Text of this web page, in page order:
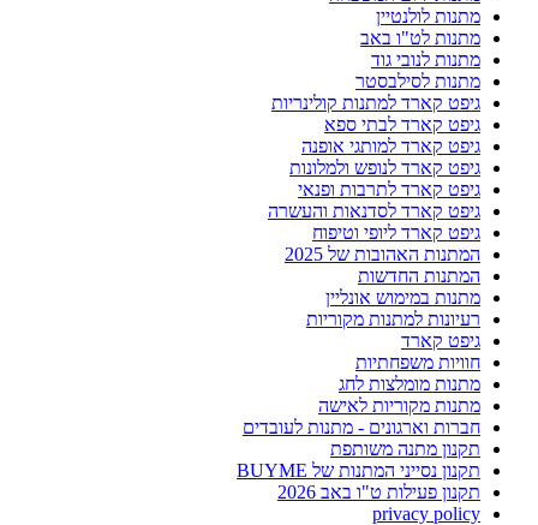
מתנות לולנטיין
מתנות לט"ו באב
מתנות לנובי גוד
מתנות לסילבסטר
גיפט קארד למתנות קולינריות
גיפט קארד לבתי ספא
גיפט קארד למותגי אופנה
גיפט קארד לנופש ולמלונות
גיפט קארד לתרבות ופנאי
גיפט קארד לסדנאות והעשרה
גיפט קארד ליופי וטיפוח
המתנות האהובות של 2025
המתנות החדשות
מתנות במימוש אונליין
רעיונות למתנות מקוריות
גיפט קארד
חוויות משפחתיות
מתנות מומלצות לחג
מתנות מקוריות לאישה
חברות וארגונים - מתנות לעובדים
תקנון מתנה משותפת
תקנון נסייני המתנות של BUYME
תקנון פעילות ט"ו באב 2026
privacy policy